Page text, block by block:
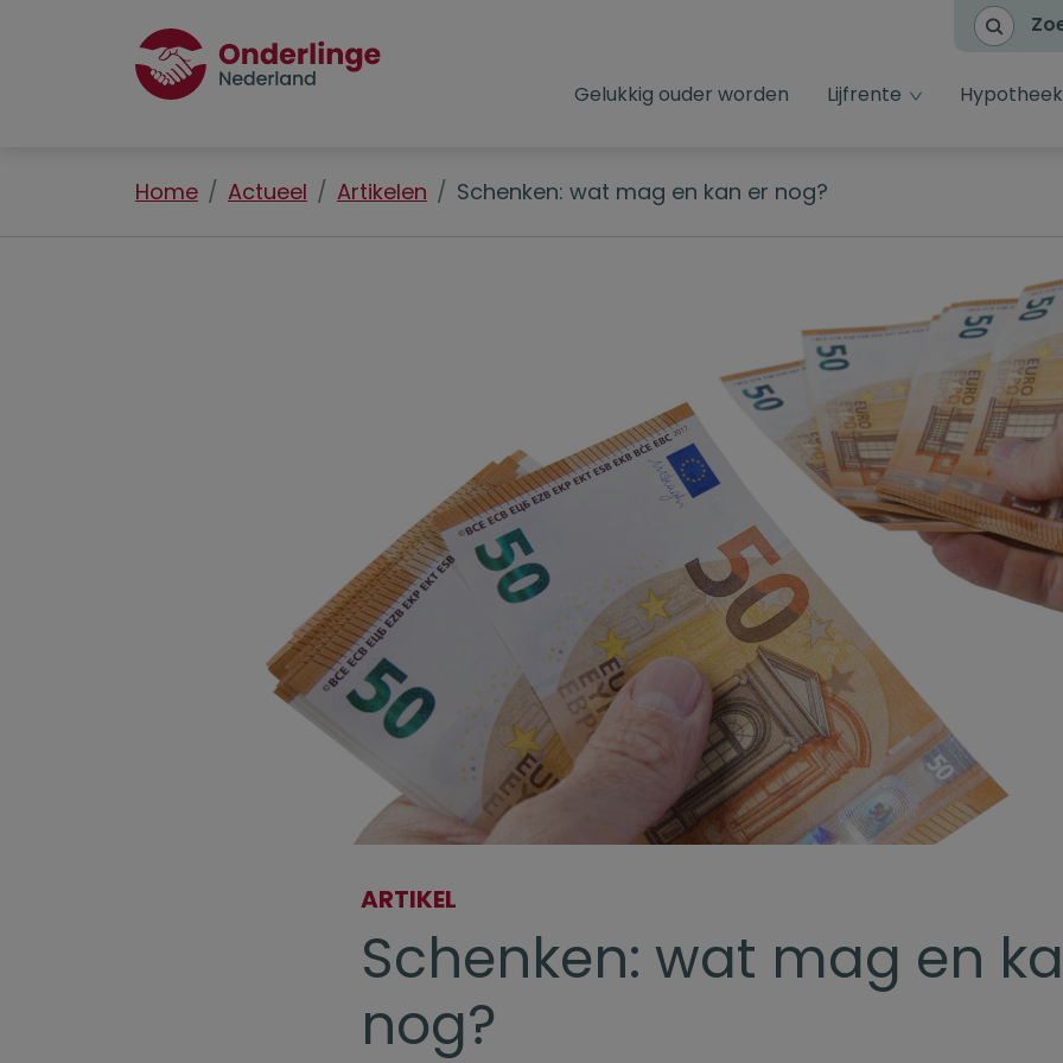
Gelukkig ouder worden Lijfrente dropdownHypotheek
Home Actueel Artikelen Schenken: wat mag en kan er nog?
ARTIKEL
Schenken: wat mag en
nog?